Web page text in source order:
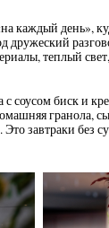
каждый день»,
дружеский
теплый
соусом биск и
гранола,
завтраки без